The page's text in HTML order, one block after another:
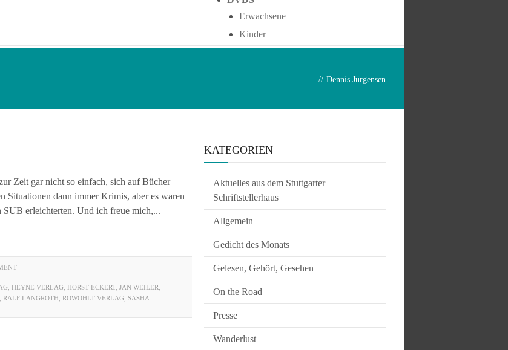
Erwachsene
Kinder
// Dennis Jürgensen
Zeit gar nicht so einfach, sich auf Bücher
Situationen dann immer Krimis, aber es waren
erleichterten. Und ich freue mich,...
HEYNE VERLAG HORST ECKERT, JAN WEILER
RALF LANGROTH ROWOHLT VERLAG SASHA
KATEGORIEN
Aktuelles aus dem Stuttgarter
Schriftstellerhaus
Allgemein
Gedicht des Monats
Gelesen, Gehört, Gesehen
On the Road
Presse
Wanderlust